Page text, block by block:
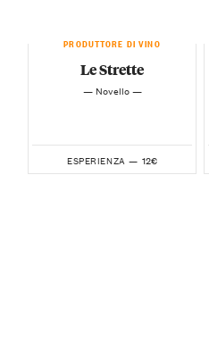
PRODUTTORE DI VINO
Le Strette
— Novello —
ESPERIENZA — 12€